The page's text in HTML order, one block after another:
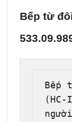
Bếp từ
Bếp